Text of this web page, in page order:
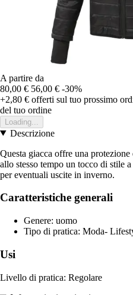
A partire da
80,00 € 56,00 € -30%
+2,80 € offerti sul tuo prossimo
del tuo ordine
Loading...
Descrizione
Questa giacca offre una
allo stesso tempo un tocco di stile
per eventuali uscite in inverno.
Caratteristiche generali
Genere: uomo
Tipo di pratica: Moda-
Usi
Livello di pratica: Regolare